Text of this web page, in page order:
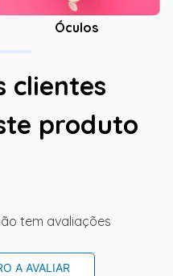
Óculos
clientes
produto
tem avaliações
A AVALIAR